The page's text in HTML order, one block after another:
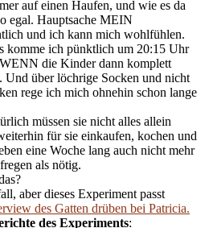
auf einen Haufen, und wie es da
egal. Hauptsache MEIN
und ich kann mich wohlfühlen.
komme ich pünktlich um 20:15 Uhr
WENN die Kinder dann komplett
Und über löchrige Socken und nicht
rege ich mich ohnehin schon lange
müssen sie nicht alles allein
für sie einkaufen, kochen und
eine Woche lang auch nicht mehr
als nötig.
aber dieses Experiment passt
des Gatten drüben bei Patricia.
des Experiments: